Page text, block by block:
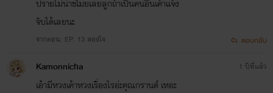
ปรายไม่น่าขโมยเลยลูกถ้าเป็นคนอื่นเค้าแจ้ง
จับได้เลยนะ
จากตอน: EP. 13 ลองใจ ตอบกลับ
Kamonnicha
เอ้ามีหวงเค้าหวงเรื่องไรอ่ะคุณกรานต์ เหอะ
1 ปีที่แล้ว